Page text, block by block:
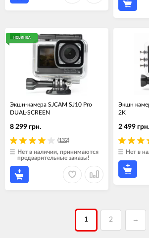
НОВИНКА
Экшн-камера SJCAM SJ10 Pro
DUAL-SCREEN
(132)
8 299 грн.
Нет в наличии, принимаются
предварительные заказы!
Экшн
2K
2 499 грн.
Нет в
1 2 →